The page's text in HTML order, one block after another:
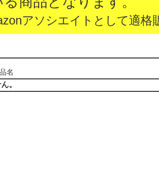
アソシエイトとして適格
名
。